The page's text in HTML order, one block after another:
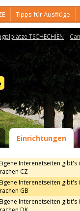
Tipps für Ausflüge
TSCHECHIEN
Einrichtungen
Interenetseiten gibt's
CZ
Interenetseiten gibt's
GB
Interenetseiten gibt's